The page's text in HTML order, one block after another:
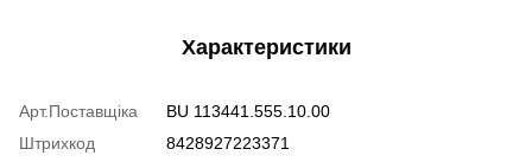
Характеристики
Арт.Поставщіка
BU 113441.555.10.00
Штрихкод
8428927223371